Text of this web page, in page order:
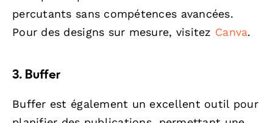
percutants sans compétences avancées.
Pour des designs sur mesure, visitez Canva.
3. Buffer
Buffer est également un excellent outil pour